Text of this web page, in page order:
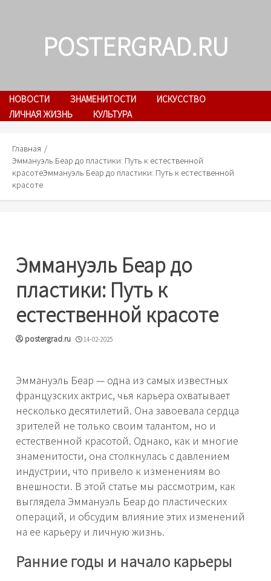
POSTERGRAD.RU
НОВОСТИ ЗНАМЕНИТОСТИ
ИСКУССТВО
ЛИЧНАЯ ЖИЗНЬ
КУЛЬТУРА
Главная
Эммануэль Беар до пластики: Путь к естественной
красотеЭммануэль Беар до пластики: Путь к естественной
красоте
Эммануэль Беар до
пластики: Путь к
естественной красоте
postergrad.ru 14-02-2025
Эммануэль Беар — одна из самых известных
французских актрис, чья карьера охватывает
несколько десятилетий. Она завоевала сердца
зрителей не только своим талантом, но и
естественной красотой. Однако, как и многие
знаменитости, она столкнулась с давлением
индустрии, что привело к изменениям во
внешности. В этой статье мы рассмотрим, как
выглядела Эммануэль Беар до пластических
операций, и обсудим влияние этих изменений
на ее карьеру и личную жизнь.
Ранние годы и начало карьеры